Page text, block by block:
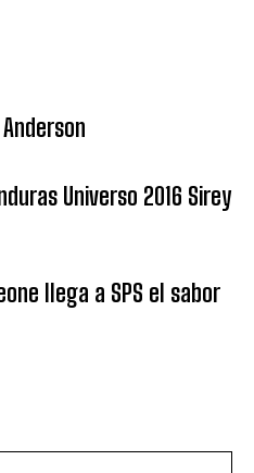
Universo 2016 Sirey
llega a SPS el sabor